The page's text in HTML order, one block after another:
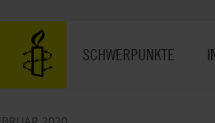
SCHWERPUNKTE